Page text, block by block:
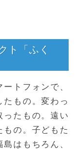
たもの。変わっ
ったもの。遠い
の。子どもた
はもちろん、